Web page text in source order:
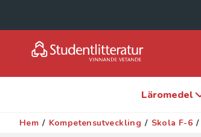
Läromedel
Hem / Kompetensutveckling / Skola F-6 /